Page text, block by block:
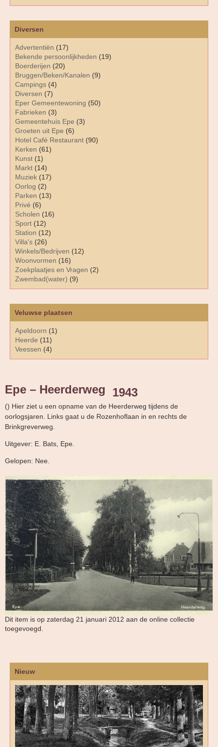
Diversen
Advertentiën (17)
Bekende persoonlijkheden (19)
Boerderijen (20)
Bruggen/Beken/Kanalen (9)
Campings (4)
Diversen (7)
Eper Gemeentewoning (50)
Fabrieken (3)
Gemeentehuis Epe (3)
Groeten uit Epe (6)
Hotel Café Restaurant (90)
Kerken (61)
Kunst (1)
Markt (14)
Muziek (17)
Oorlog (2)
Parken (13)
Privé (6)
Scholen (16)
Sport (12)
Station (12)
Villa's (26)
Winkels/Bedrijven (12)
Woonvormen (16)
Zoekplaatjes en Vragen (2)
Zwembad(water) (9)
Veluwse plaatsen
Apeldoorn (1)
Heerde (11)
Veessen (4)
Epe – Heerderweg 1943
() Hier ziet u een opname van de Heerderweg tijdens de
oorlogsjaren. Links gaat u de Rozenhoflaan in en rechts de
Brinkgreverweg.
Uitgever: E. Bats, Epe.
Gelopen: Nee.
Dit item is op zaterdag 21 januari 2012 aan de online collectie
toegevoegd.
Nieuw